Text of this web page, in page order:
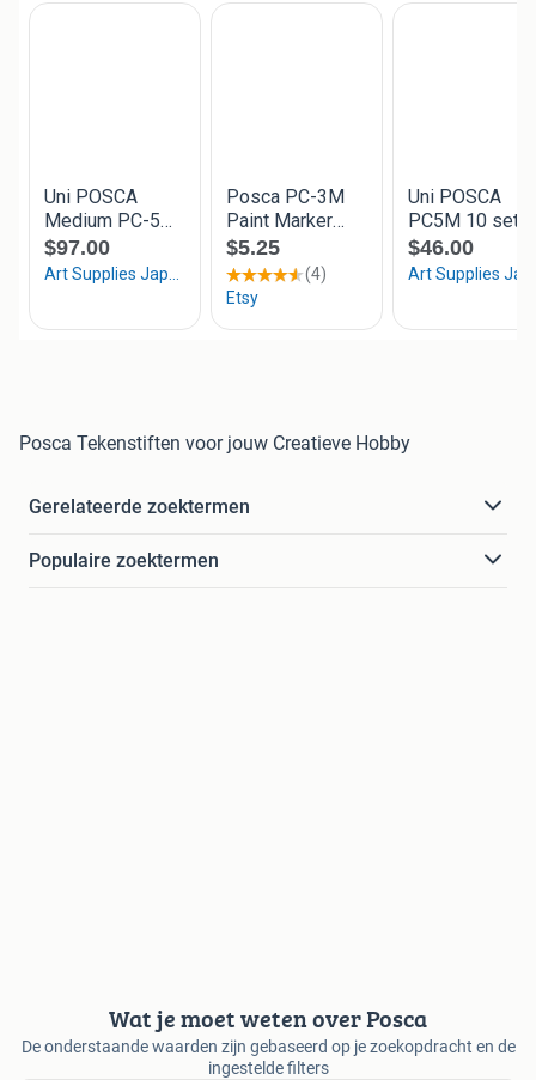
Posca Tekenstiften voor jouw Creatieve Hobby
Gerelateerde zoektermen
Populaire zoektermen
Wat je moet weten over Posca
De onderstaande waarden zijn gebaseerd op je zoekopdracht en de
ingestelde filters